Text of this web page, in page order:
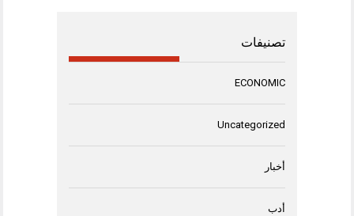
تصنيفات
ECONOMIC
Uncategorized
أخبار
أدب